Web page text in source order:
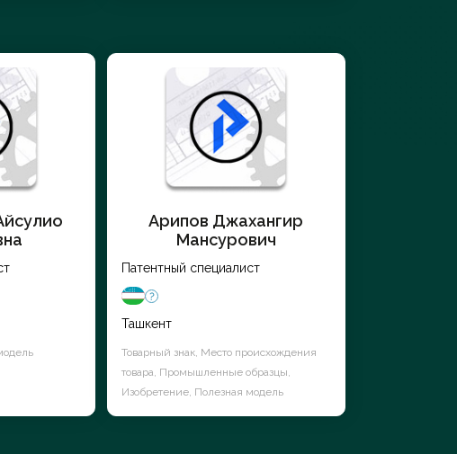
Арипов Джахангир
Мансурович
Патентный специалист
Ташкент
Товарный знак, Место происхождения
товара, Промышленные образцы,
Изобретение, Полезная модель